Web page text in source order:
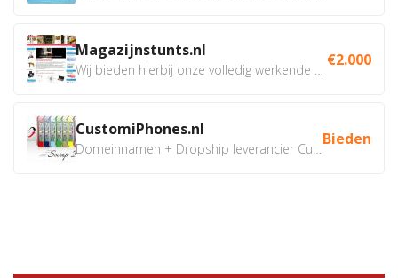
Magazijnstunts.nl €2.000
CustomiPhones.nl Bieden